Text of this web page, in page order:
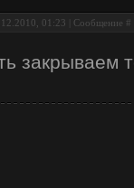
01:23 | Сообщение #
закрываем